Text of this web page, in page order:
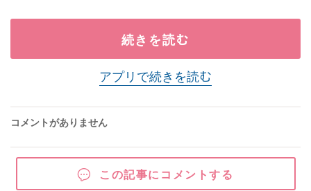
続きを読む
アプリで続きを読む
コメントがありません
この記事にコメントする